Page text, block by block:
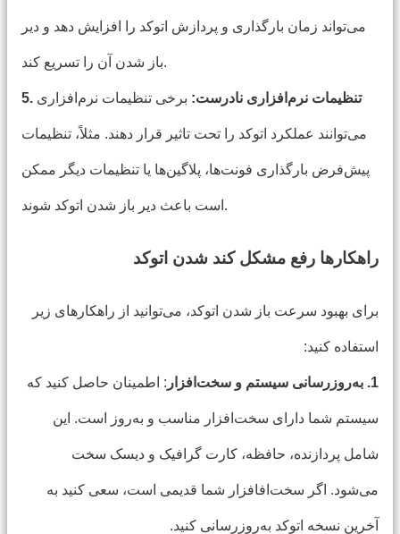
می‌تواند زمان بارگذاری و پردازش اتوکد را افزایش دهد و دیر
باز شدن آن را تسریع کند.
5. تنظیمات نرم‌افزاری نادرست: برخی تنظیمات نرم‌افزاری
می‌توانند عملکرد اتوکد را تحت تاثیر قرار دهند. مثلاً، تنظیمات
پیش‌فرض بارگذاری فونت‌ها، پلاگین‌ها یا تنظیمات دیگر ممکن
است باعث دیر باز شدن اتوکد شوند.
راهکارها رفع مشکل کند شدن اتوکد
برای بهبود سرعت باز شدن اتوکد، می‌توانید از راهکارهای زیر
استفاده کنید:
1. به‌روزرسانی سیستم و سخت‌افزار : اطمینان حاصل کنید که
سیستم شما دارای سخت‌افزار مناسب و به‌روز است. این
شامل پردازنده، حافظه، کارت گرافیک و دیسک سخت
می‌شود. اگر سخت‌افافزار شما قدیمی است، سعی کنید به
آخرین نسخه اتوکد به‌روزرسانی کنید.